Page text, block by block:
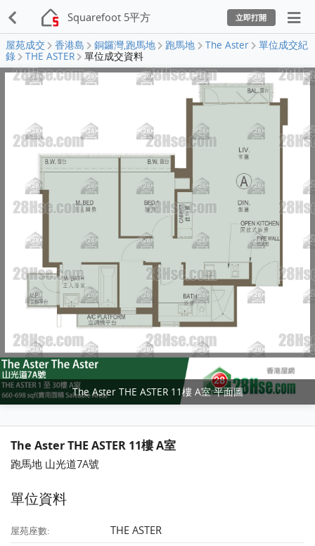
Squarefoot 5平方 立即打開
屋苑成交 香港島 銅鑼灣,跑馬地 跑馬地 The Aster
單位成交紀
錄
THE ASTER 單位成交資料
The Aster THE ASTER 11樓 A室 平面圖
The Aster THE ASTER 11樓 A室
跑馬地 山光道7A號
單位資料
屋苑座數: THE ASTER